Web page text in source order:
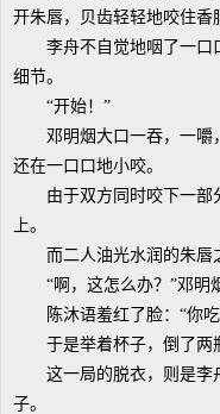
开朱唇，贝齿轻轻地咬住香
李舟不自觉地咽了一口
细节。
“开始！”
邓明烟大口一吞，一嚼
还在一口口地小咬。
由于双方同时咬下一部
上。
而二人油光水润的朱唇之
“啊，这怎么办？”邓明烟
陈沐语羞红了脸：“你吃
于是举着杯子，倒了两
这一局的脱衣，则是李
子。